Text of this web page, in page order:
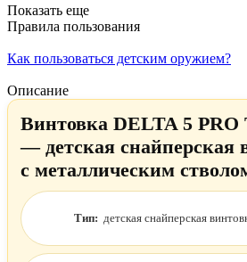
Показать еще
Правила пользования
Как пользоваться детским оружием?
Описание
Винтовка DELTA 5
— детская снайперская
с металлическим
Тип: детская снайперская